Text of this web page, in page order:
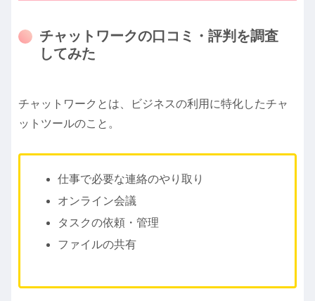
チャットワークの口コミ・評判を調査
してみた
チャットワークとは、ビジネスの利用に特化したチャ
ットツールのこと。
仕事で必要な連絡のやり取り
オンライン会議
タスクの依頼・管理
ファイルの共有